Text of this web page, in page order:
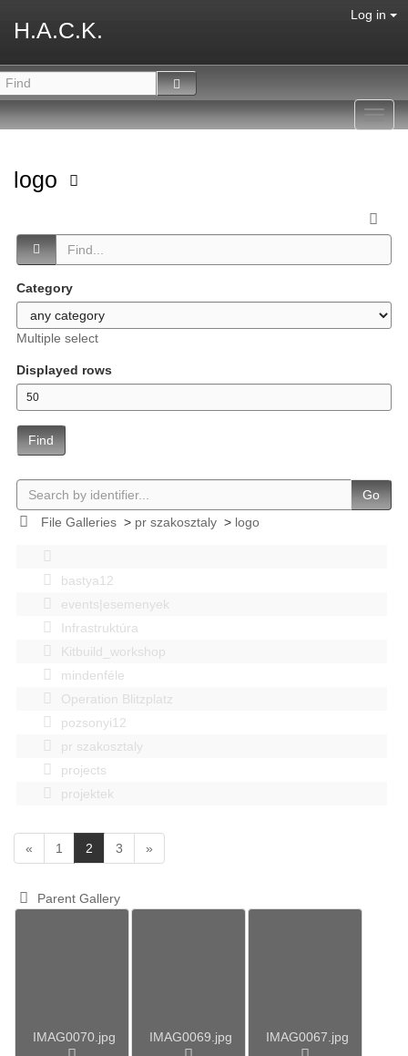
H.A.C.K.
Log in
logo
Category
Multiple select
Displayed rows
Find
Go
File Galleries> pr szakosztaly> logo
bastya12
events|esemenyek
Infrastruktúra
Kitbuild_workshop
mindenféle
Operation Blitzplatz
pozsonyi12
pr szakosztaly
projects
projektek
« 1 2
c
r
3 »
Parent Gallery
IMAG0070.jpg IMAG0069.jpg IMAG0067.jpg